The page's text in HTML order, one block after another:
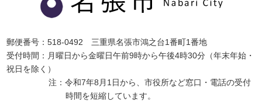
郵便番号：518-0492 三重県名張市鴻之台1番町1番地
受付時間：月曜日から金曜日午前9時から午後4時30分（年末年始・
祝日を除く）
注：令和7年8月1日から、市役所など窓口・電話の受付
時間を短縮しています。